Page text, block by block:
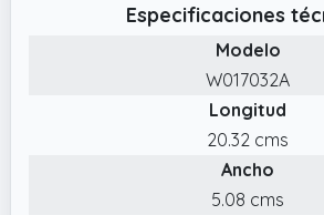
mm para alambre blando, 5
alambre de dureza media, 4 mm
alambre duro, 4 mm para
✔️ Ahorro de Trabajo. Adopta un
telescópico para un uso más
✔️ Ergonómico. Mango de
inmersión de alta calidad, diseño
Especificaciones
Modelo
W017032A
Longitud
20.32 cms
Ancho
5.08 cms